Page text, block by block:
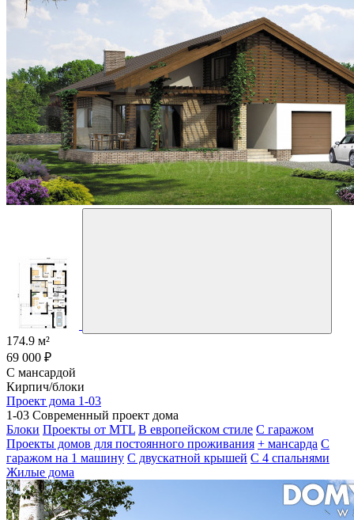
174.9 м²
69 000 ₽
С мансардой
Кирпич/блоки
Проект дома 1-03
1-03 Современный проект дома
Блоки Проекты от MTL В европейском стиле С гаражом
Проекты домов для постоянного проживания + мансарда С
гаражом на 1 машину С двускатной крышей С 4 спальнями
Жилые дома